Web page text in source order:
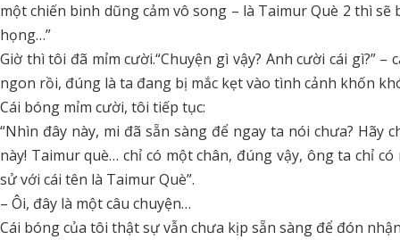
một chiến binh dũng cảm vô song – là Taimur Què 2 thì
họng…”
Giờ thì tôi đã mỉm cười.“Chuyện gì vậy? Anh cười cái gì?”
ngon rồi, đúng là ta đang bị mắc kẹt vào tình cảnh khốn
Cái bóng mỉm cười, tôi tiếp tục:
“Nhìn đây này, mi đã sẵn sàng để ngay ta nói chưa?
này! Taimur què… chỉ có một chân, đúng vậy, ông ta chỉ
sử với cái tên là Taimur Què”.
– Ôi, đây là một câu chuyện…
Cái bóng của tôi thật sự vẫn chưa kịp sẵn sàng để đón